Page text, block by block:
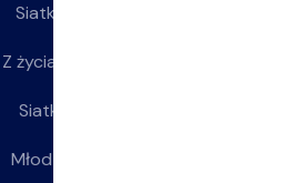
Siatkarze
Z życia klubu
Siatkarki
Młodziczki